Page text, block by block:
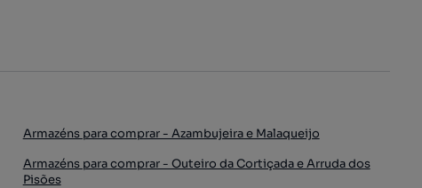
Armazéns para comprar - Azambujeira e Malaqueijo
Armazéns para comprar - Outeiro da Cortiçada e Arruda dos
Pisões